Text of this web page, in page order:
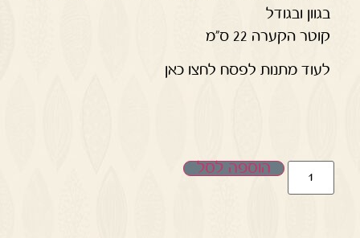
בגוון ובגודל
קוטר הקערה 22 ס"מ
לעוד מתנות לפסח לחצו כאן
הוספה לסל